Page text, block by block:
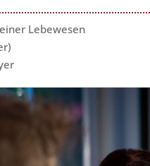
Lebewesen